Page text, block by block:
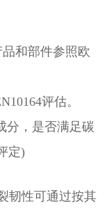
和部件参照欧
评估。
分，是否满足碳
定)
韧性可通过按其